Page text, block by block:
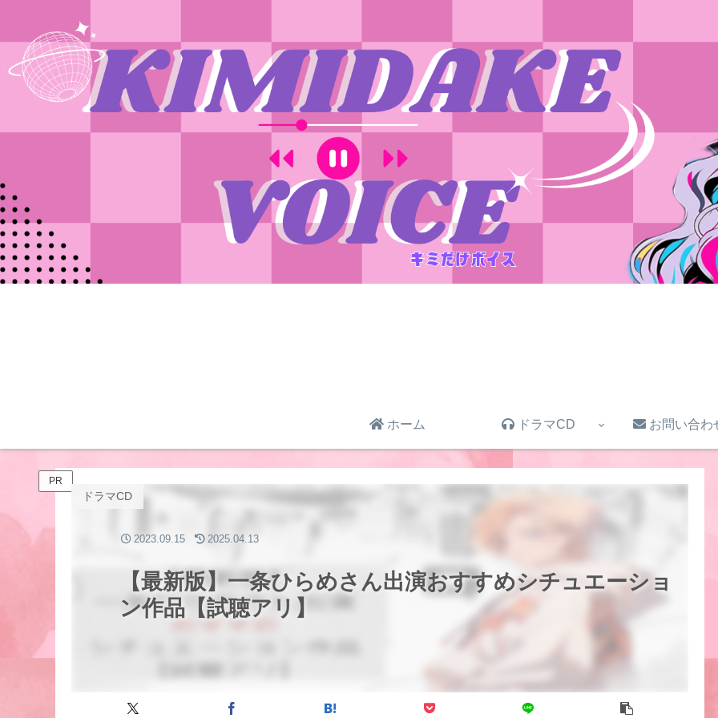
ホーム ドラマCD お問い合わ
PR
【最新版】一条ひらめさん出演おすすめシチュエーショ
ン作品【試聴アリ】
ドラマCD
2023.09.15 2025.04.13